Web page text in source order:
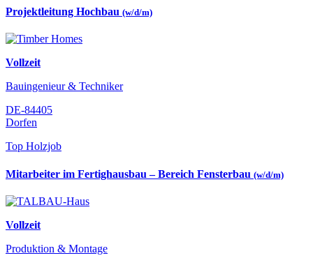
Projektleitung Hochbau (w/d/m)
Vollzeit
Bauingenieur & Techniker
DE-84405
Dorfen
Top Holzjob
Mitarbeiter im Fertighausbau – Bereich Fensterbau (w/d/m)
Vollzeit
Produktion & Montage